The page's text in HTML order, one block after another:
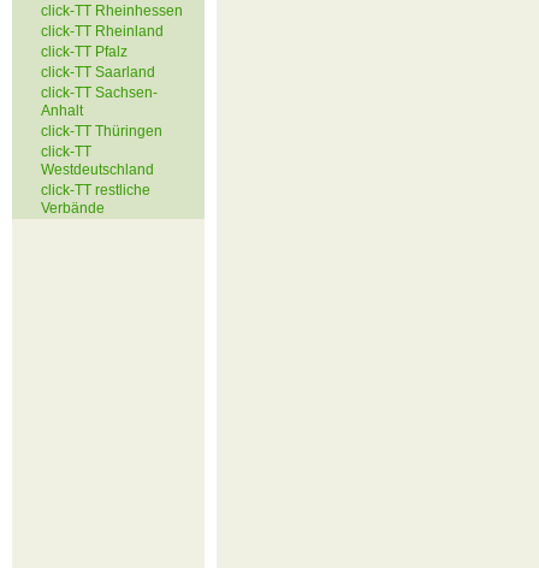
click-TT Rheinhessen
click-TT Rheinland
click-TT Pfalz
click-TT Saarland
click-TT Sachsen-
Anhalt
click-TT Thüringen
click-TT
Westdeutschland
click-TT restliche
Verbände